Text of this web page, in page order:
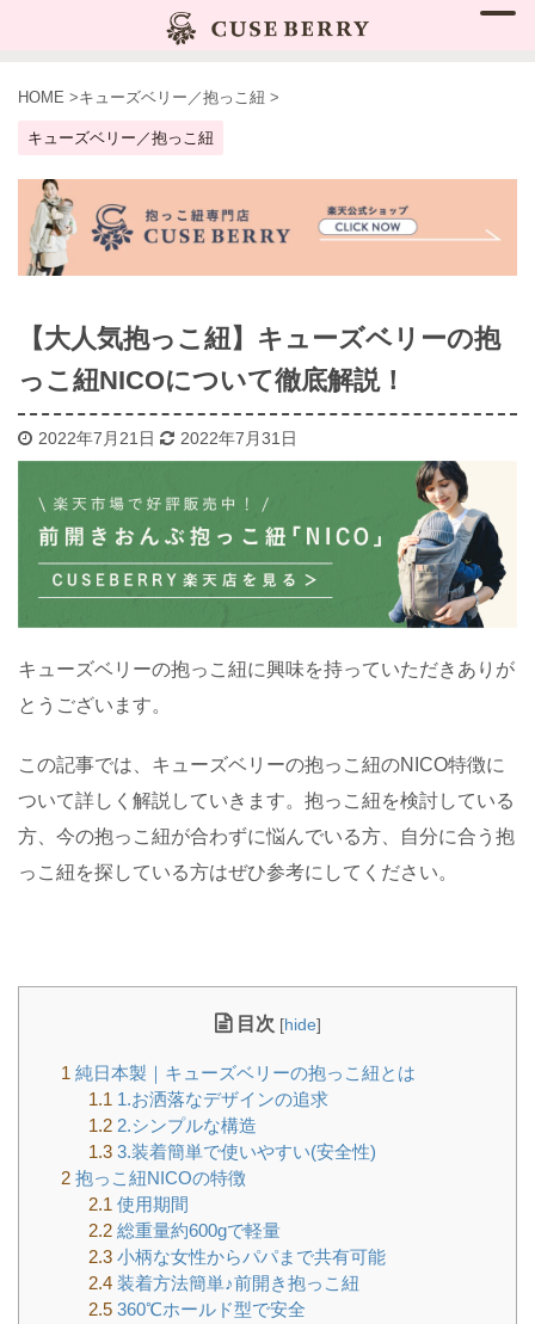
HOME >キューズベリー／抱っこ紐 >
キューズベリー／抱っこ紐
【大人気抱っこ紐】キューズベリーの抱
っこ紐NICOについて徹底解説！
2022年7月21日 2022年7月31日
キューズベリーの抱っこ紐に興味を持っていただきありが
とうございます。
この記事では、キューズベリーの抱っこ紐のNICO特徴に
ついて詳しく解説していきます。抱っこ紐を検討している
方、今の抱っこ紐が合わずに悩んでいる方、自分に合う抱
っこ紐を探している方はぜひ参考にしてください。
目次 [hide]
1 純日本製｜キューズベリーの抱っこ紐とは
1.1 1.お洒落なデザインの追求
1.22.シンプルな構造
1.33.装着簡単で使いやすい(安全性)
2 抱っこ紐NICOの特徴
2.1 使用期間
2.2総重量約600gで軽量
2.3小柄な女性からパパまで共有可能
2.4装着方法簡単♪前開き抱っこ紐
2.5360℃ホールド型で安全